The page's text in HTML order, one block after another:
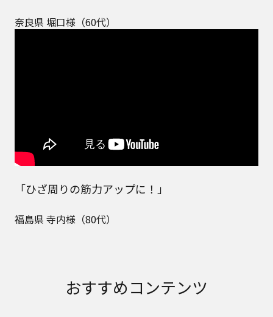
奈良県 堀口様（60代）
「ひざ周りの筋力アップに！」
福島県 寺内様（80代）
おすすめコンテンツ